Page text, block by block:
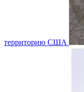
территорию США